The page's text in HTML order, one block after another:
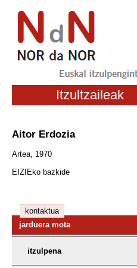
Itzultzaileak
Aitor Erdozia
Artea, 1970
EIZIEko bazkide
kontaktua
jarduera mota
itzulpena